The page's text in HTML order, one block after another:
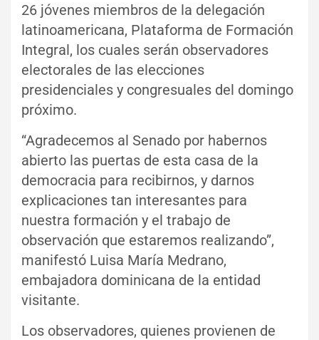
26 jóvenes miembros de la delegación
latinoamericana, Plataforma de Formación
Integral, los cuales serán observadores
electorales de las elecciones
presidenciales y congresuales del domingo
próximo.
“Agradecemos al Senado por habernos
abierto las puertas de esta casa de la
democracia para recibirnos, y darnos
explicaciones tan interesantes para
nuestra formación y el trabajo de
observación que estaremos realizando”,
manifestó Luisa María Medrano,
embajadora dominicana de la entidad
visitante.
Los observadores, quienes provienen de